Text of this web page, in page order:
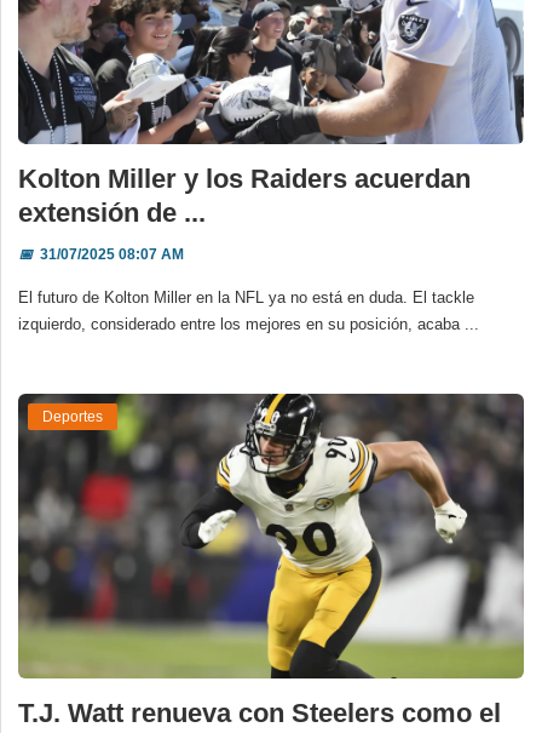
Kolton Miller y los Raiders acuerdan
extensión de ...
📅31/07/2025 08:07 AM
El futuro de Kolton Miller en la NFL ya no está en duda. El tackle
izquierdo, considerado entre los mejores en su posición, acaba ...
Deportes
T.J. Watt renueva con Steelers como el